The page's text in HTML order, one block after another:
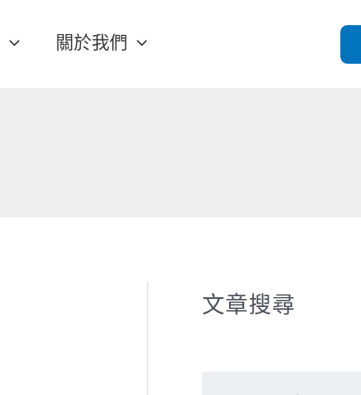
關於我們
文章搜尋